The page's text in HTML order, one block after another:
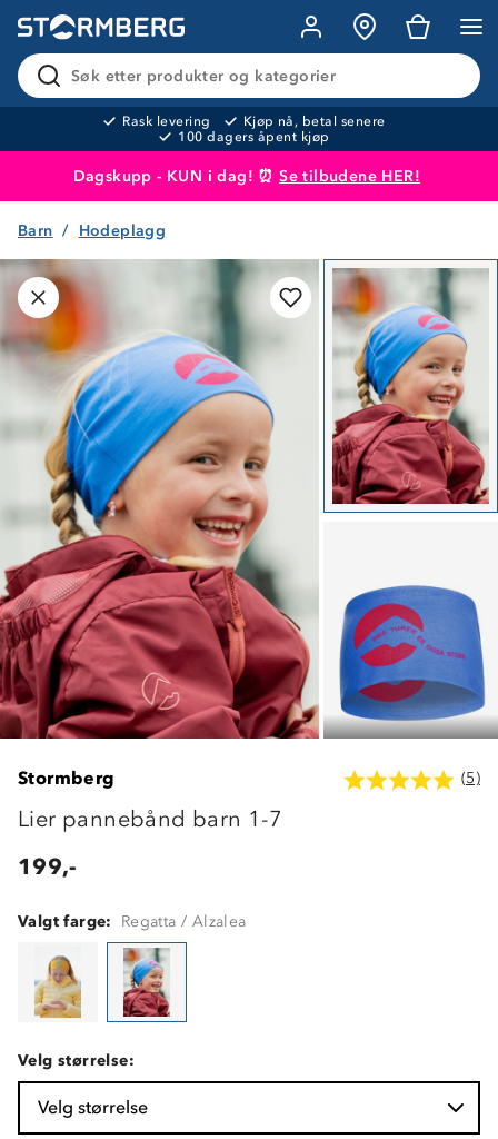
Søk etter produkter og kategorier
Rask levering
Kjøp nå, betal senere
100 dagers åpent kjøp
Dagskupp - KUN i dag! ⏰Se tilbudene HER!
Produktet er lagt i handlekurven
Barn Hodeplagg
Stormberg (5)
Lier pannebånd barn 1-7
199,-
Valgt farge: Regatta / Alzalea
Velg størrelse:
Velg størrelse